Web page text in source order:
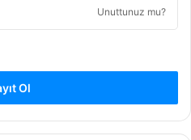
Unuttunuz mu?
Ol